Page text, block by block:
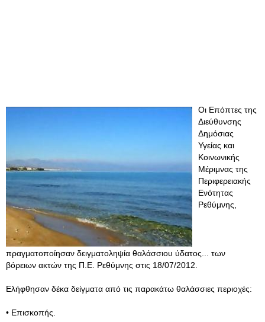
Οι Επόπτες της
Διεύθυνσης
Δημόσιας
Υγείας και
Κοινωνικής
Μέριμνας της
Περιφερειακής
Ενότητας
Ρεθύμνης,
πραγματοποίησαν δειγματοληψία θαλάσσιου ύδατος... των
βόρειων ακτών της Π.Ε. Ρεθύμνης στις 18/07/2012.
Ελήφθησαν δέκα δείγματα από τις παρακάτω θαλάσσιες περιοχές:
• Επισκοπής.